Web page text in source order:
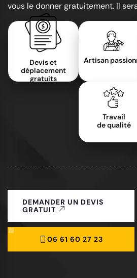
vous le donner gratuitement. Il
Devis et
déplacement
gratuits
Artisan
Travail
de qualité
DEMANDER UN DEVIS
GRATUIT
06 61 60 27 23